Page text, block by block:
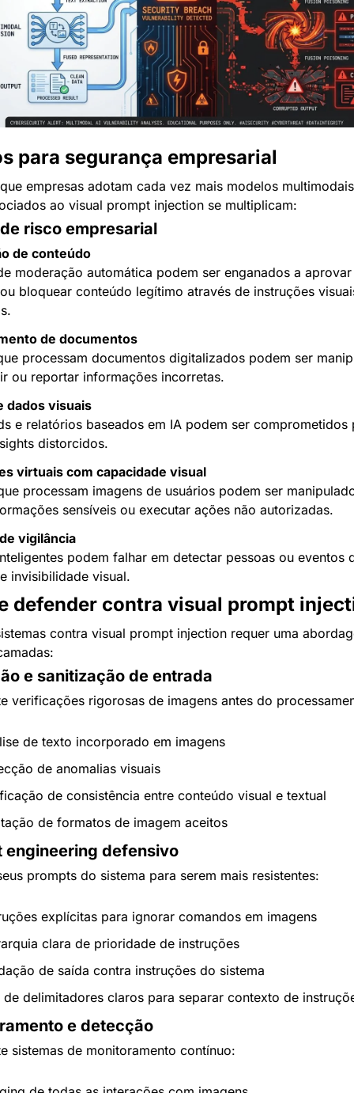
para segurança empresarial
empresas adotam cada vez mais modelos
ao visual prompt injection se multiplicam:
risco empresarial
de conteúdo
moderação automática podem ser enganados a
bloquear conteúdo legítimo através de instruções
de documentos
processam documentos digitalizados podem ser
ou reportar informações incorretas.
dados visuais
e relatórios baseados em IA podem ser comprometidos
distorcidos.
virtuais com capacidade visual
processam imagens de usuários podem ser
sensíveis ou executar ações não autorizadas.
vigilância
podem falhar em detectar pessoas ou eventos
invisibilidade visual.
defender contra visual prompt
contra visual prompt injection requer uma
e sanitização de entrada
verificações rigorosas de imagens antes do
de texto incorporado em imagens
de anomalias visuais
de consistência entre conteúdo visual e textual
de formatos de imagem aceitos
engineering defensivo
prompts do sistema para serem mais resistentes:
explícitas para ignorar comandos em imagens
clara de prioridade de instruções
de saída contra instruções do sistema
de delimitadores claros para separar contexto de
e detecção
sistemas de monitoramento contínuo: